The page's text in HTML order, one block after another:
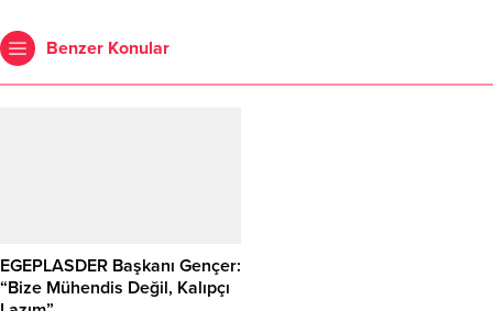
Benzer Konular
EGEPLASDER Başkanı Gençer:
“Bize Mühendis Değil, Kalıpçı